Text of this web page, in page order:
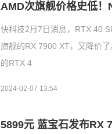
AMD次旗舰价格史低！
快科技2月7日消息，RTX 40
旗舰的RX 7900 XT，又降价
的RTX 4
2024-02-07 13:54
5899元 蓝宝石发布RX